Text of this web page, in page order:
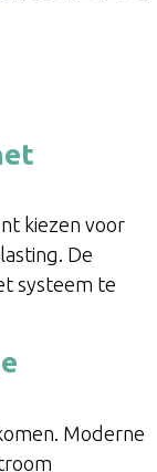
kiezen voor
De
systeem te
Moderne